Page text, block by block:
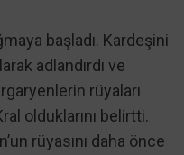
başladı. Kardeşini
adlandırdı ve
rüyaları
olduklarını belirtti.
rüyasını daha önce